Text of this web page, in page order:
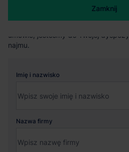
Transparentność bez ryzyka
–
rynkowe i pełną informację o
umowie; jesteśmy do Twojej
najmu.
Imię i nazwisko
Nazwa firmy
Zamknij